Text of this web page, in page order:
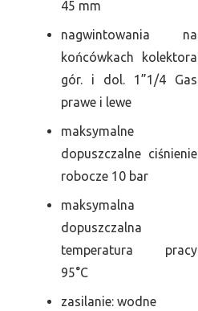
45 mm
nagwintowania na
końcówkach kolektora
gór. i dol. 1”1/4 Gas
prawe i lewe
maksymalne
dopuszczalne ciśnienie
robocze 10 bar
maksymalna
dopuszczalna
temperatura pracy
95°C
zasilanie: wodne